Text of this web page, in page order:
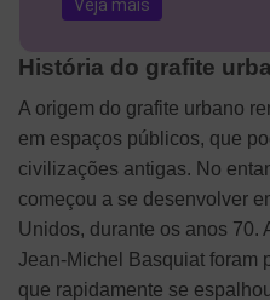
Veja mais
História do grafite
A origem do grafite urbano
em espaços públicos, que
civilizações antigas. No
começou a se desenvolver
Unidos, durante os anos 70.
Jean-Michel Basquiat foram
que rapidamente se